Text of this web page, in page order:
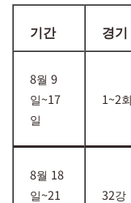
기간 경
8월 9
일~17
일
1~2
8월 18
일~21
32강